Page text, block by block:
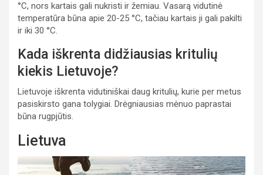
°C, nors kartais gali nukristi ir žemiau. Vasarą vidutinė
temperatūra būna apie 20-25 °C, tačiau kartais ji gali pakilti
ir iki 30 °C.
Kada iškrenta didžiausias kritulių
kiekis Lietuvoje?
Lietuvoje iškrenta vidutiniškai daug kritulių, kurie per metus
pasiskirsto gana tolygiai. Drėgniausias mėnuo paprastai
būna rugpjūtis.
Lietuva